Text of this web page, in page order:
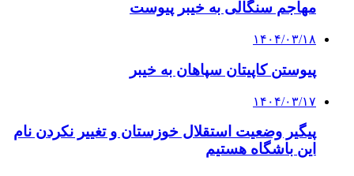
مهاجم سنگالی به خیبر پیوست
۱۴۰۴/۰۳/۱۸
پیوستن کاپیتان سپاهان به خیبر
۱۴۰۴/۰۳/۱۷
پیگیر وضعیت استقلال خوزستان و تغییر نکردن نام
این باشگاه هستیم